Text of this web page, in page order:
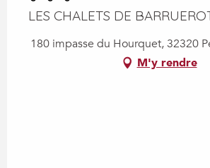
LES CHALETS DE
180 impasse du Hourquet, 32320
M'y rendre